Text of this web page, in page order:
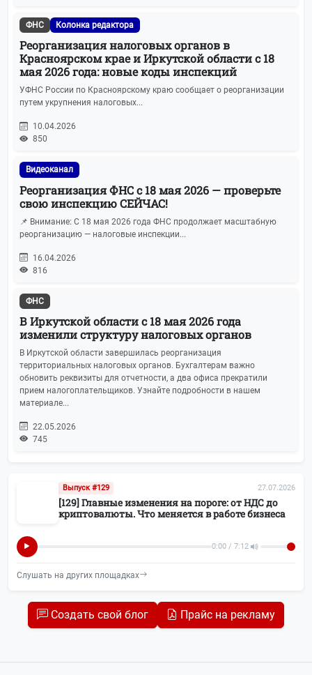
ЭЦП
Календарь отчетности
Транспортный налог
Колонка редактора
Реклама
СВО
Права потребителей 6
Налог на прибыль 6
Земельный налог
СПОТ
ФНС Колонка редактора
Реорганизация налоговых органов в
Красноярском крае и Иркутской области с 18
мая 2026 года: новые коды инспекций
УФНС России по Красноярскому краю сообщает о реорганизации
путем укрупнения налоговых...
10.04.2026
850
Видеоканал
Реорганизация ФНС с 18 мая 2026 — проверьте
свою инспекцию СЕЙЧАС!
📌 Внимание: С 18 мая 2026 года ФНС продолжает масштабную
реорганизацию — налоговые инспекции...
16.04.2026
816
ФНС
В Иркутской области с 18 мая 2026 года
изменили структуру налоговых органов
В Иркутской области завершилась реорганизация
территориальных налоговых органов. Бухгалтерам важно
обновить реквизиты для отчетности, а два офиса прекратили
прием налогоплательщиков. Узнайте подробности в нашем
материале...
22.05.2026
745
Выпуск #129 27.07.2026
[129] Главные изменения на пороге: от НДС до
криптовалюты. Что меняется в работе бизнеса
0:00 / 7:12
Слушать на других площадках
Создать свой блог Прайс на рекламу